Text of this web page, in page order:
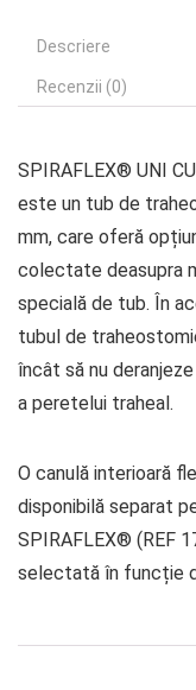
Descriere
Recenzii (0)
SPIRAFLEX® UNI
este un tub de
mm, care oferă
colectate deasupra
specială de tub. În
tubul de
încât să nu
a peretelui traheal.
O canulă interioară
disponibilă separat
SPIRAFLEX® (REF
selectată în funcție